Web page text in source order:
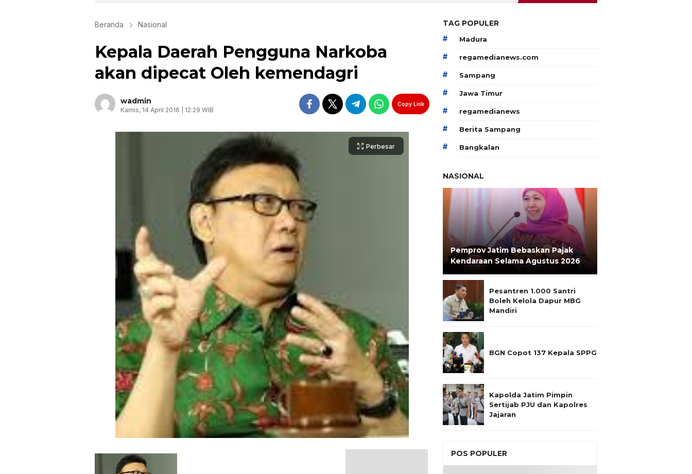
Beranda Nasional
Kepala Daerah Pengguna Narkoba
akan dipecat Oleh kemendagri
wadmin
Kamis, 14 April 2016 | 12:29 WIB
Copy Link
Perbesar
TAG POPULER
# Madura
# regamedianews.com
# Sampang
# Jawa Timur
# regamedianews
# Berita Sampang
# Bangkalan
NASIONAL
Pemprov Jatim Bebaskan Pajak
Kendaraan Selama Agustus 2026
Pesantren 1.000 Santri
Boleh Kelola Dapur MBG
Mandiri
BGN Copot 137 Kepala SPPG
Kapolda Jatim Pimpin
Sertijab PJU dan Kapolres
Jajaran
POS POPULER